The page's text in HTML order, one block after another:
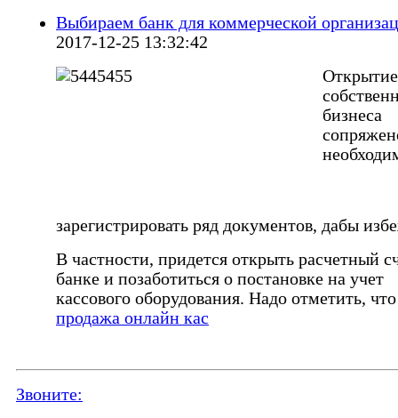
Выбираем банк для коммерческой
2017-12-25 13:32:42
Открытие
бизнеса
зарегистрировать ряд документов, дабы
В частности, придется открыть расчетный
банке и позаботиться о постановке на учет
кассового оборудования. Надо отметить, что
продажа онлайн кас
Звоните: